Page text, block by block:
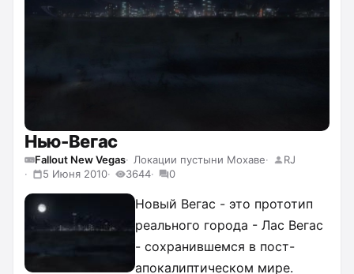
Нью-Вегас
Fallout New Vegas Локации пустыни Мохаве
RJ
5 Июня 2010
3644 0
Новый Вегас - это прототип
реального города - Лас Вегас
- сохранившемся в пост-
апокалиптическом мире.